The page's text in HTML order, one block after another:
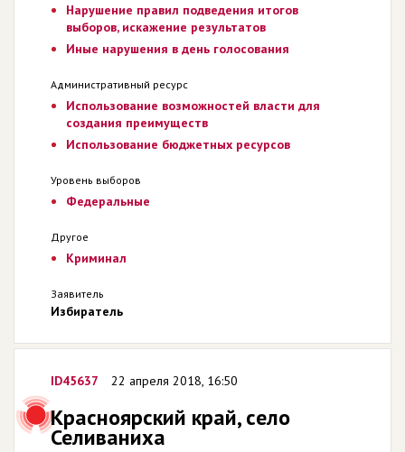
Нарушение правил подведения итогов
выборов, искажение результатов
Иные нарушения в день голосования
Административный ресурс
Использование возможностей власти для
создания преимуществ
Использование бюджетных ресурсов
Уровень выборов
Федеральные
Другое
Криминал
Заявитель
Избиратель
ID45637 22 апреля 2018, 16:50
Красноярский край, село
Селиваниха